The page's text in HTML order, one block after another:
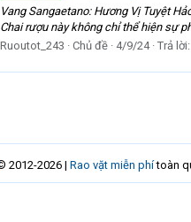
Vang Sangaetano: Hương Vị Tuyệt
Chai rượu này không chỉ thể hiện sự
Ruoutot_243
Chủ đề 4/9/24 Trả
2012-2026 | Rao vặt miễn phítoàn